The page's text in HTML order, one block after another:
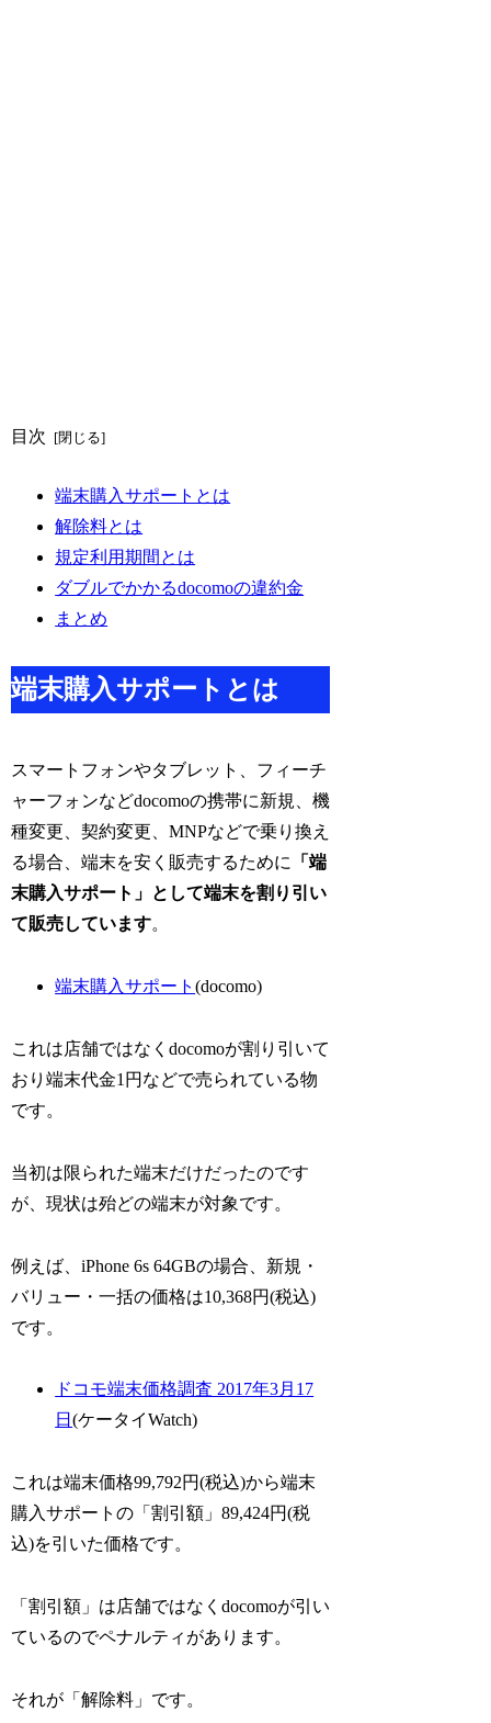
目次
端末購入サポートとは
解除料とは
規定利用期間とは
ダブルでかかるdocomoの違約金
まとめ
端末購入サポートとは
スマートフォンやタブレット、フィーチ
ャーフォンなどdocomoの携帯に新規、機
種変更、契約変更、MNPなどで乗り換え
る場合、端末を安く販売するために 「端
末購入サポート」として端末を割り引い
て販売しています。
端末購入サポート(docomo)
これは店舗ではなくdocomoが割り引いて
おり端末代金1円などで売られている物
です。
当初は限られた端末だけだったのです
が、現状は殆どの端末が対象です。
例えば、iPhone 6s 64GBの場合、新規・
バリュー・一括の価格は10,368円(税込)
です。
ドコモ端末価格調査 2017年3月17
日(ケータイWatch)
これは端末価格99,792円(税込)から端末
購入サポートの「割引額」89,424円(税
込)を引いた価格です。
「割引額」は店舗ではなくdocomoが引い
ているのでペナルティがあります。
それが「解除料」です。